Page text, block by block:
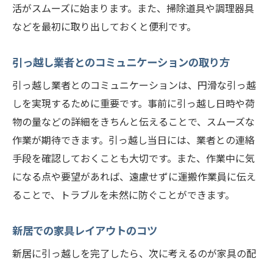
活がスムーズに始まります。また、掃除道具や調理器具
などを最初に取り出しておくと便利です。
引っ越し業者とのコミュニケーションの取り方
引っ越し業者とのコミュニケーションは、円滑な引っ越
しを実現するために重要です。事前に引っ越し日時や荷
物の量などの詳細をきちんと伝えることで、スムーズな
作業が期待できます。引っ越し当日には、業者との連絡
手段を確認しておくことも大切です。また、作業中に気
になる点や要望があれば、遠慮せずに運搬作業員に伝え
ることで、トラブルを未然に防ぐことができます。
新居での家具レイアウトのコツ
新居に引っ越しを完了したら、次に考えるのが家具の配